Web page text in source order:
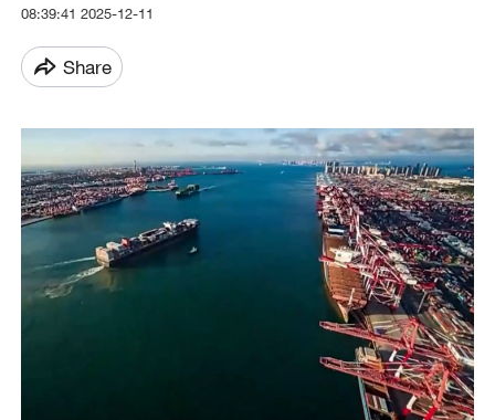
08:39:41 2025-12-11
Share